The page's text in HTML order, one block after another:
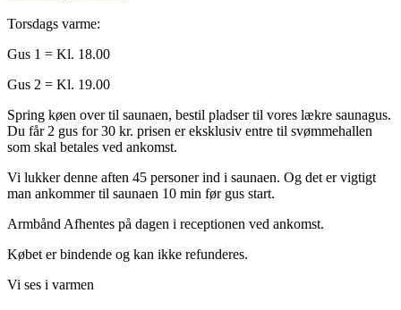
Torsdags varme:
Gus 1 = Kl. 18.00
Gus 2 = Kl. 19.00
Spring køen over til saunaen, bestil pladser til vores lækre saunagus.
Du får 2 gus for 30 kr. prisen er eksklusiv entre til svømmehallen
som skal betales ved ankomst.
Vi lukker denne aften 45 personer ind i saunaen. Og det er vigtigt
man ankommer til saunaen 10 min før gus start.
Armbånd Afhentes på dagen i receptionen ved ankomst.
Købet er bindende og kan ikke refunderes.
Vi ses i varmen